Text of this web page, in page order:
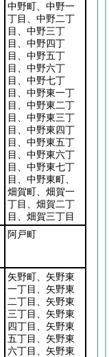
中野町、中野一
丁目、中野二丁
目、中野三丁
目、中野四丁
目、中野五丁
目、中野六丁
目、中野七丁
目、中野東一丁
目、中野東二丁
目、中野東三丁
目、中野東四丁
目、中野東五丁
目、中野東六丁
目、中野東七丁
目、中野東町、
畑賀町、畑賀一
丁目、畑賀二丁
目、畑賀三丁目
阿戸町
矢野町、矢野東
一丁目、矢野東
二丁目、矢野東
三丁目、矢野東
四丁目、矢野東
五丁目、矢野東
六丁目、矢野東